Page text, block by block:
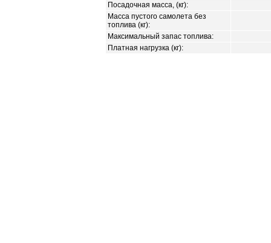
Посадочная масса, (кг):
Масса пустого самолета без
топлива (кг):
Максимальный запас топлива:
Платная нагрузка (кг):